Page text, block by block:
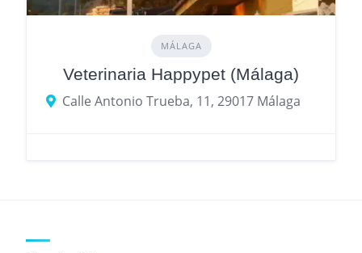
MÁLAGA
Veterinaria Happypet (Málaga)
Calle Antonio Trueba, 11, 29017 Málaga